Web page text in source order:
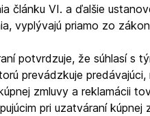
článku VI. a ďalšie
vyplývajú priamo zo
potvrdzuje, že súhlasí s
prevádzkuje
zmluvy a reklamácii
pri uzatváraní